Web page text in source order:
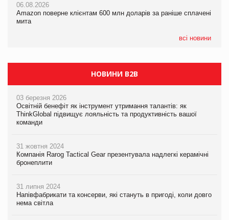
06.08.2026
Amazon поверне клієнтам 600 млн доларів за раніше сплачені
мита
всі новини
05.08.2026
Сергій Лісунов про заморожені хлібобулочні вироби на
05.08.2026
У Євросоюзі набули чинності нові правила щодо штучного
інтелекту
НОВИНИ B2B
03 березня 2026
Освітній бенефіт як інструмент утримання талантів: як
ThinkGlobal підвищує лояльність та продуктивність вашої
команди
31 жовтня 2024
Компанія Rarog Tactical Gear презентувала надлегкі керамічні
бронеплити
31 липня 2024
Напівфабрикати та консерви, які стануть в пригоді, коли довго
нема світла